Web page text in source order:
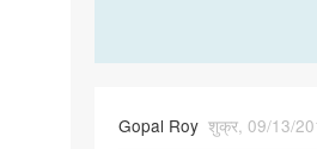
Gopal Roy शुक्र, 09/13/